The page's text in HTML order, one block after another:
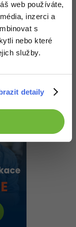
web používáte,
inzerci a
s
nebo které
služby.
detaily
opravil , upravil
urcite zkusim